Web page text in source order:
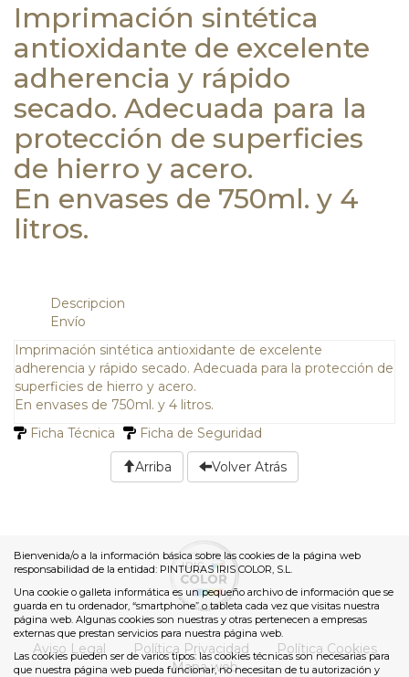
Imprimación sintética
antioxidante de excelente
adherencia y rápido
secado. Adecuada para la
protección de superficies
de hierro y acero.
En envases de 750ml. y 4
litros.
Descripcion
Envío
Imprimación sintética antioxidante de excelente
adherencia y rápido secado. Adecuada para la protección de
superficies de hierro y acero.
En envases de 750ml. y 4 litros.
Ficha Técnica
Ficha de Seguridad
Arriba Volver Atrás
Aviso Legal Política Privacidad
Política Cookies
Mapa web
Bienvenida/o a la información básica sobre las cookies de la página web
responsabilidad de la entidad: PINTURAS IRIS COLOR, S.L.
Una cookie o galleta informática es un pequeño archivo de información que se
guarda en tu ordenador, “smartphone” o tableta cada vez que visitas nuestra
página web. Algunas cookies son nuestras y otras pertenecen a empresas
externas que prestan servicios para nuestra página web.
Las cookies pueden ser de varios tipos: las cookies técnicas son necesarias para
que nuestra página web pueda funcionar, no necesitan de tu autorización y